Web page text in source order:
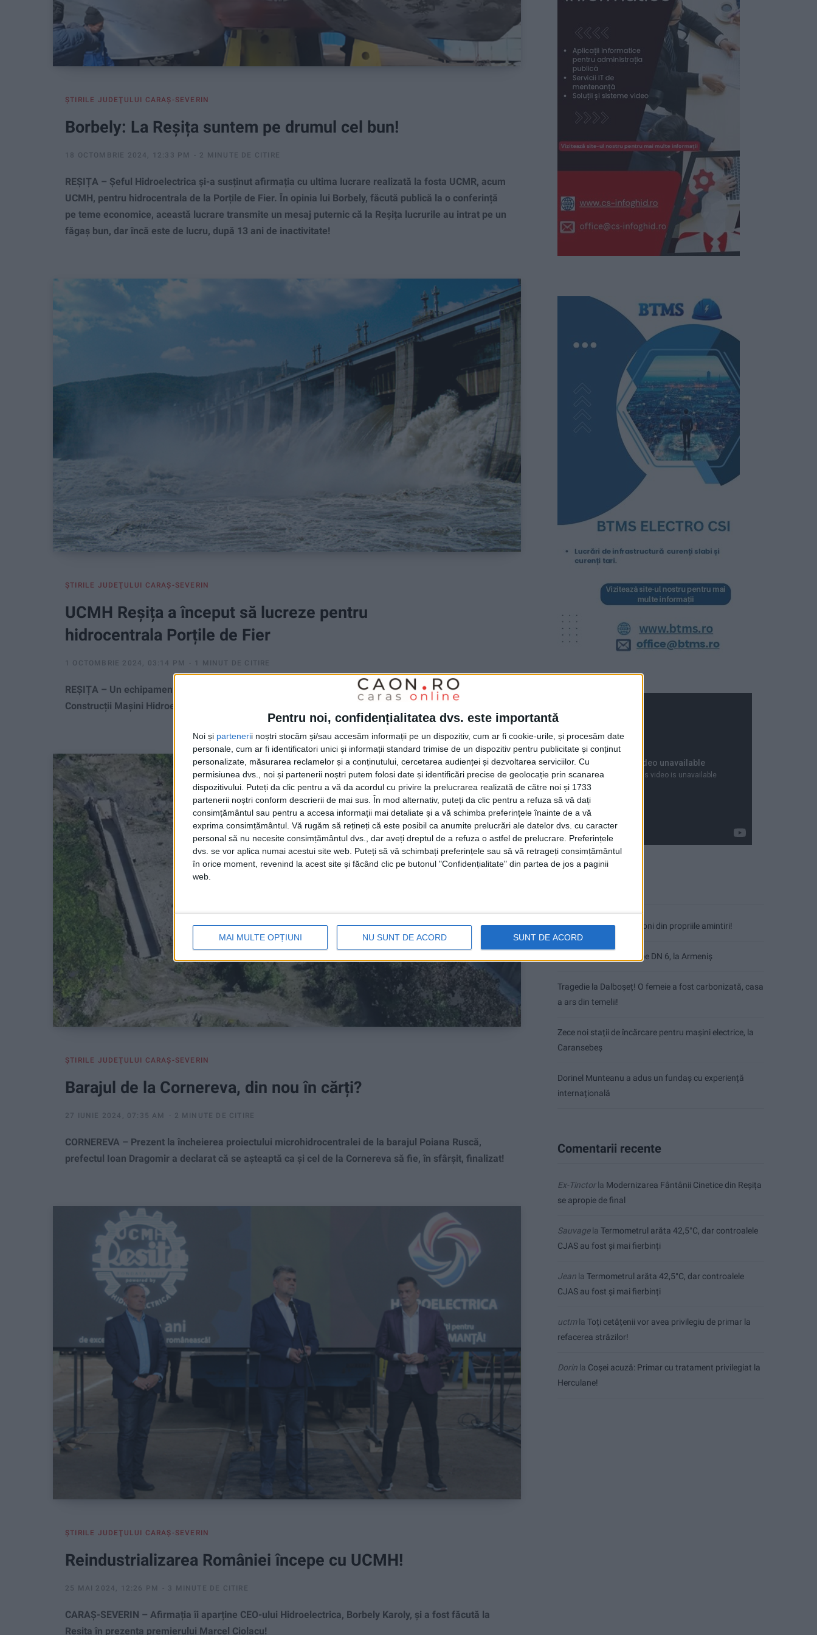
Pentru noi, confidențialitatea dvs. este importantă
Noi și partenerii noștri stocăm și/sau accesăm informații pe un dispozitiv, cum ar fi cookie-urile, și procesăm date
personale, cum ar fi identificatori unici și informații standard trimise de un dispozitiv pentru publicitate și conținut
personalizate, măsurarea reclamelor și a conținutului, cercetarea audienței și dezvoltarea serviciilor. Cu
permisiunea dvs., noi și partenerii noștri putem folosi date și identificări precise de geolocație prin scanarea
dispozitivului. Puteți da clic pentru a vă da acordul cu privire la prelucrarea realizată de către noi și 1733
partenerii noștri conform descrierii de mai sus. În mod alternativ, puteți da clic pentru a refuza să vă dați
consimțământul sau pentru a accesa informații mai detaliate și a vă schimba preferințele înainte de a vă
exprima consimțământul. Vă rugăm să rețineți că este posibil ca anumite prelucrări ale datelor dvs. cu caracter
personal să nu necesite consimțământul dvs., dar aveți dreptul de a refuza o astfel de prelucrare. Preferințele
dvs. se vor aplica numai acestui site web. Puteți să vă schimbați preferințele sau să vă retrageți consimțământul
în orice moment, revenind la acest site și făcând clic pe butonul "Confidențialitate" din partea de jos a paginii
web.
MAI MULTE OPȚIUNI NU SUNT DE ACORD SUNT DE ACORD
ŞTIRILE JUDEŢULUI CARAŞ-SEVERIN
Borbely: La Reșița suntem pe drumul cel bun!
18 OCTOMBRIE 2024, 12:33 PM 2 MINUTE DE CITIRE
REȘIȚA – Șeful Hidroelectrica și-a susținut afirmația cu ultima lucrare realizată la fosta UCMR, acum
UCMH, pentru hidrocentrala de la Porțile de Fier. În opinia lui Borbely, făcută publică la o conferință
pe teme economice, această lucrare transmite un mesaj puternic că la Reșița lucrurile au intrat pe un
făgaș bun, dar încă este de lucru, după 13 ani de inactivitate!
ŞTIRILE JUDEŢULUI CARAŞ-SEVERIN
UCMH Reșița a început să lucreze pentru
hidrocentrala Porțile de Fier
1 OCTOMBRIE 2024, 03:14 PM 1 MINUT DE CITIRE
REȘIȚA – Un echipament de la Porțile de Fier a fost recondiționat în ultimele săptămâni la Uzina de
Construcții Mașini Hidroenergetice Reșița, fosta UCMR, preluată din acest an de Hidroelectrica!
ŞTIRILE JUDEŢULUI CARAŞ-SEVERIN
Barajul de la Cornereva, din nou în cărți?
27 IUNIE 2024, 07:35 AM 2 MINUTE DE CITIRE
CORNEREVA – Prezent la încheierea proiectului microhidrocentralei de la barajul Poiana Ruscă,
prefectul Ioan Dragomir a declarat că se așteaptă ca și cel de la Cornereva să fie, în sfârșit, finalizat!
ŞTIRILE JUDEŢULUI CARAŞ-SEVERIN
Reindustrializarea României începe cu UCMH!
25 MAI 2024, 12:26 PM 3 MINUTE DE CITIRE
CARAȘ-SEVERIN – Afirmația îi aparține CEO-ului Hidroelectrica, Borbely Karoly, și a fost făcută la
Reșița în prezența premierului Marcel Ciolacu!
Nimeni nu ne poate izgoni din propriile amintiri!
Impact frontal mortal pe DN 6, la Armeniș
Tragedie la Dalboşeț! O femeie a fost carbonizată, casa
a ars din temelii!
Zece noi stații de încărcare pentru mașini electrice, la
Caransebeș
Dorinel Munteanu a adus un fundaș cu experiență
internațională
Comentarii recente
Ex-Tinctorla Modernizarea Fântânii Cinetice din Reșița
se apropie de final
Sauvagela Termometrul arăta 42,5°C, dar controalele
CJAS au fost și mai fierbinți
Jean la Termometrul arăta 42,5°C, dar controalele
CJAS au fost și mai fierbinți
uctmla Toți cetățenii vor avea privilegiu de primar la
refacerea străzilor!
Dorin la Coșei acuză: Primar cu tratament privilegiat la
Herculane!